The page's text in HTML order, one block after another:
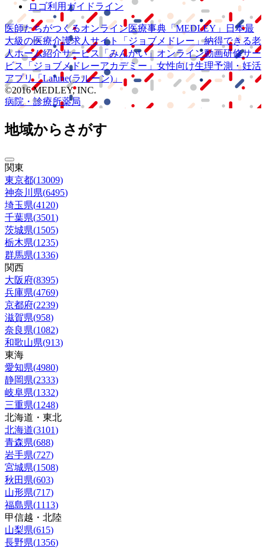
ロゴ利用ガイドライン
医師たちがつくるオンライン医療事典 「MEDLEY」
日本最
大級の医療介護求人サイト 「ジョブメドレー」納得できる老
人ホーム紹介サービス
「みんかい」 オンライン動画研修サー
ビス
「ジョブメドレーアカデミー」 女性向け生理予測・妊活
アプリ「Lalune(ラルーン)」
©2016 MEDLEY, INC.
病院・診療所薬局
地域からさがす
関東
東京都(13009)
神奈川県(6495)
埼玉県(4120)
千葉県(3501)
茨城県(1505)
栃木県(1235)
群馬県(1336)
関西
大阪府(8395)
兵庫県(4769)
京都府(2239)
滋賀県(958)
奈良県(1082)
和歌山県(913)
東海
愛知県(4980)
静岡県(2333)
岐阜県(1332)
三重県(1248)
北海道・東北
北海道(3101)
青森県(688)
岩手県(727)
宮城県(1508)
秋田県(603)
山形県(717)
福島県(1113)
甲信越・北陸
山梨県(615)
長野県(1356)